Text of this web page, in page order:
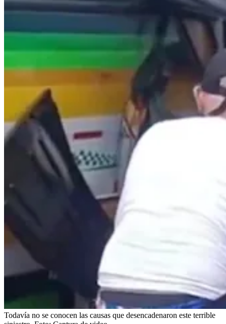
Todavía no se conocen las causas que desencadenaron este terrible